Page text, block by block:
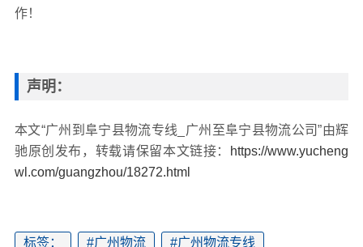
作！
声明：
本文“广州到阜宁县物流专线_广州至阜宁县物流公司”由辉
驰原创发布，转载请保留本文链接：
https://www.yucheng
wl.com/guangzhou/18272.html
标签： #广州物流 #广州物流专线